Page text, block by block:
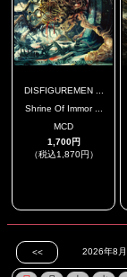
DISFIGUREMEN ...
Shrine Of Immor ...
MCD
1,700円
（税込1,870円）